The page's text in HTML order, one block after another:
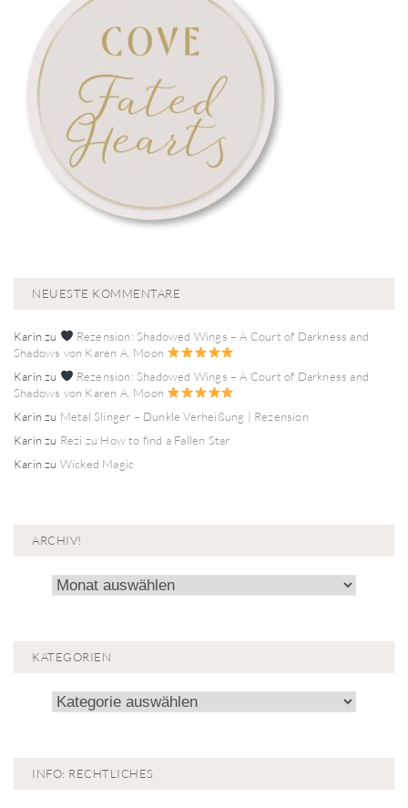
NEUESTE KOMMENTARE
Karinzu
Rezension: Shadowed Wings – A Court of Darkness and
Shadows von Karen A. Moon
Karinzu
Rezension: Shadowed Wings – A Court of Darkness and
Shadows von Karen A. Moon
Karinzu Metal Slinger – Dunkle Verheißung | Rezension
Karinzu Rezi zu How to find a Fallen Star
Karinzu Wicked Magic
ARCHIV!
Archiv!
KATEGORIEN
Kategorien
INFO: RECHTLICHES